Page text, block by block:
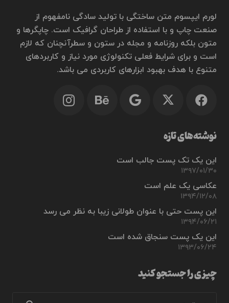
لورم ایپسوم متن ساختگی با تولید سادگی نامفهوم از
صنعت چاپ و با استفاده از طراحان گرافیک است. چاپگرها و
متون بلکه روزنامه و مجله در ستون و سطرآنچنان که لازم
است و برای شرایط فعلی تکنولوژی مورد نیاز و کاربردهای
متنوع با هدف بهبود ابزارهای کاربردی می باشد.
نوشته‌های تازه
این یک تک پست جالب است
۱۳۹۷/۰۱/۳۰
عکاسی یک علم است
۱۳۹۴/۱۲/۰۸
این پست حتی با عنوان طولانی زیبا به نظر می رسد
۱۳۹۴/۰۶/۲۱
این یک پست سنجاق شده است
۱۳۹۳/۰۶/۲۴
چیزی را جستجو کنید